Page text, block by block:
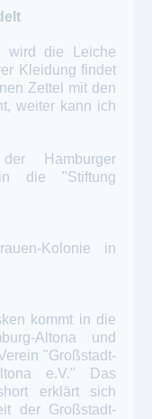
wird die Leiche
Kleidung findet
Zettel mit den
weiter kann ich
Hamburger
die "Stiftung
Kolonie in
kommt in die
Altona und
"Großstadt-
e.V." Das
erklärt sich
der Großstadt-